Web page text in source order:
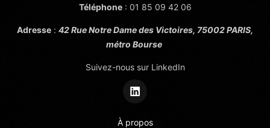
Téléphone: 01 85 09 42 06
Adresse : 42 Rue Notre Dame des Victoires, 75002 PARIS,
métro Bourse
Suivez-nous sur LinkedIn
À propos